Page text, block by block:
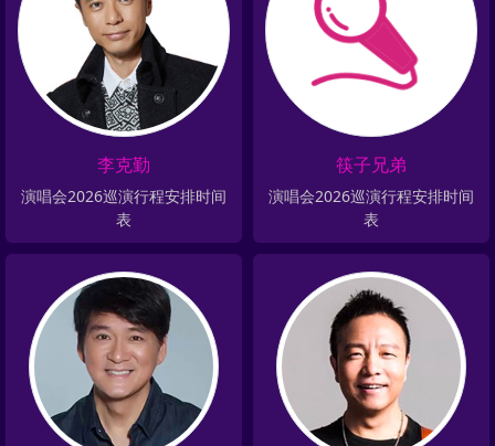
李克勤
演唱会2026巡演行程安排时间
表
筷子兄弟
演唱会2026巡演行程安排时间
表